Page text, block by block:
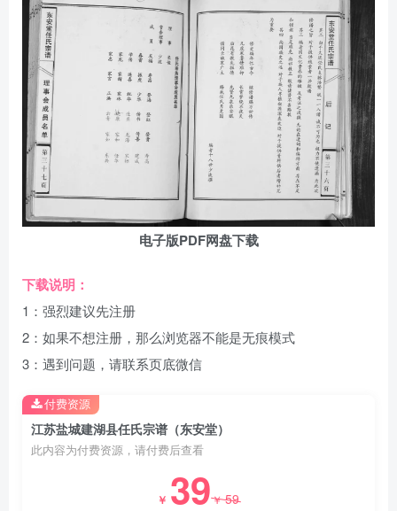
电子版PDF网盘下载
下载说明：
1：强烈建议先注册
2：如果不想注册，那么浏览器不能是无痕模式
3：遇到问题，请联系页底微信
江苏盐城建湖县任氏宗谱（东安堂）
此内容为付费资源，请付费后查看
￥ 39￥59
付费资源